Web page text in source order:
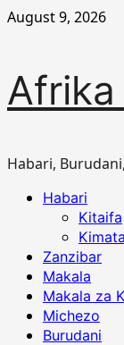
Skip
August 9, 2026
Afrika
Habari,
PrimaryHabari
Kitaifa
Zanzibar
Makala
Makala za
Michezo
Burudani